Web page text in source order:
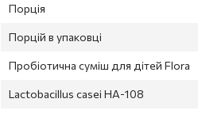
Порція
Порцій в упаковці
Пробіотична суміш для дітей Flora
Lactobacillus casei HA-108